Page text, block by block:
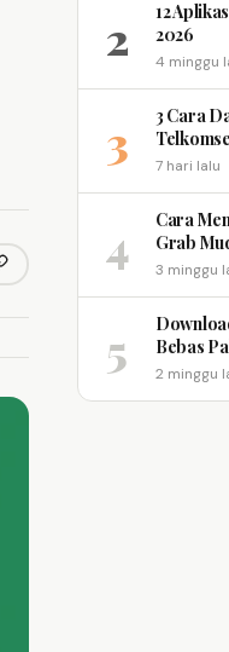
link
2
12
2026
4 minggu
3
3 Cara
7 hari lalu
4
Cara
Grab
3 minggu
5
Bebas
2 minggu